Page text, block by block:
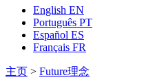
English EN
Português PT
Español ES
Français FR
主页 > Future理念